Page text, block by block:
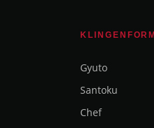
Gyuto
Santoku
Chef